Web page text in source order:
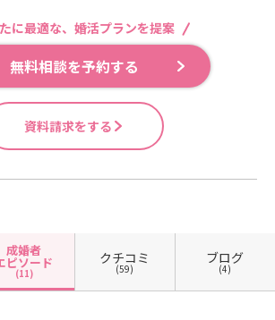
に最適な、婚活プランを提案
無料相談を予約する
資料請求をする
成婚者
ピソード
(11)
クチコミ
(59)
ブログ
(4)